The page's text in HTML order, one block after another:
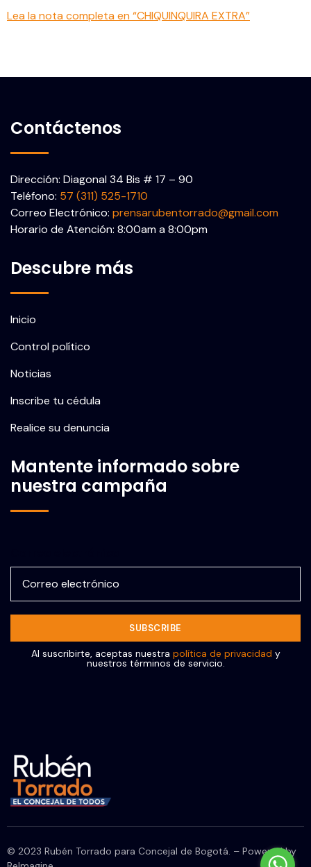
Lea la nota completa en “CHIQUINQUIRA EXTRA”
Contáctenos
Dirección: Diagonal 34 Bis # 17 – 90
Teléfono: 57 (311) 525-1710
Correo Electrónico: prensarubentorrado@gmail.com
Horario de Atención: 8:00am a 8:00pm
Descubre más
Inicio
Control político
Noticias
Inscribe tu cédula
Realice su denuncia
Mantente informado sobre
nuestra campaña
Al suscribirte, aceptas nuestra política de privacidad y
nuestros términos de servicio.
© 2023 Rubén Torrado para Concejal de Bogotá. – Powered by